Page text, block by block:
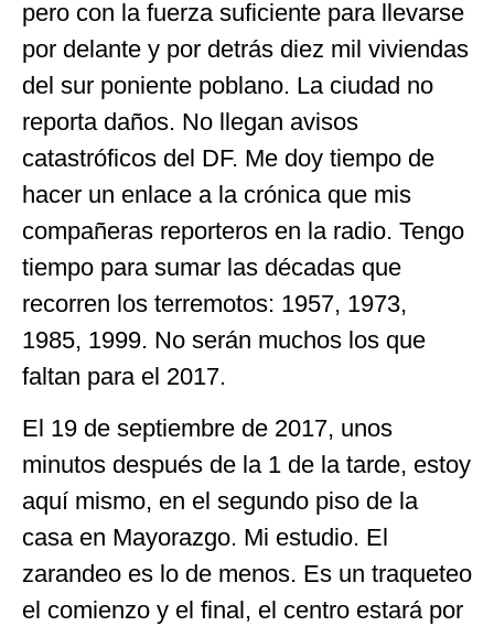
pero con la fuerza suficiente para llevarse
por delante y por detrás diez mil viviendas
del sur poniente poblano. La ciudad no
reporta daños. No llegan avisos
catastróficos del DF. Me doy tiempo de
hacer un enlace a la crónica que mis
compañeras reporteros en la radio. Tengo
tiempo para sumar las décadas que
recorren los terremotos: 1957, 1973,
1985, 1999. No serán muchos los que
faltan para el 2017.
El 19 de septiembre de 2017, unos
minutos después de la 1 de la tarde, estoy
aquí mismo, en el segundo piso de la
casa en Mayorazgo. Mi estudio. El
zarandeo es lo de menos. Es un traqueteo
el comienzo y el final, el centro estará por